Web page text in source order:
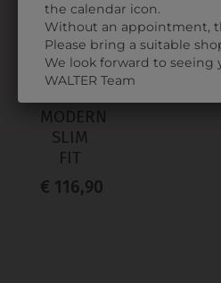
313742810010
MODERN
SLIM
FIT
€ 116,90
the calendar icon.
Without an appointment,
Please bring a suitable
We look forward to seeing
WALTER Team